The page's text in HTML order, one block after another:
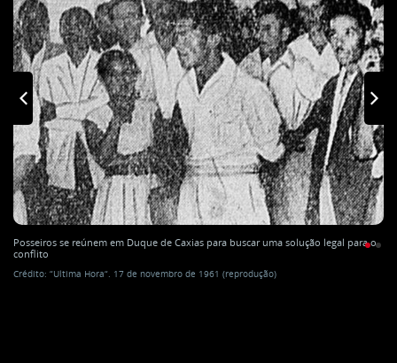
Posseiros se reúnem em Duque de Caxias para buscar uma solução legal para o
conflito
Crédito: “Ultima Hora“. 17 de novembro de 1961 (reprodução)